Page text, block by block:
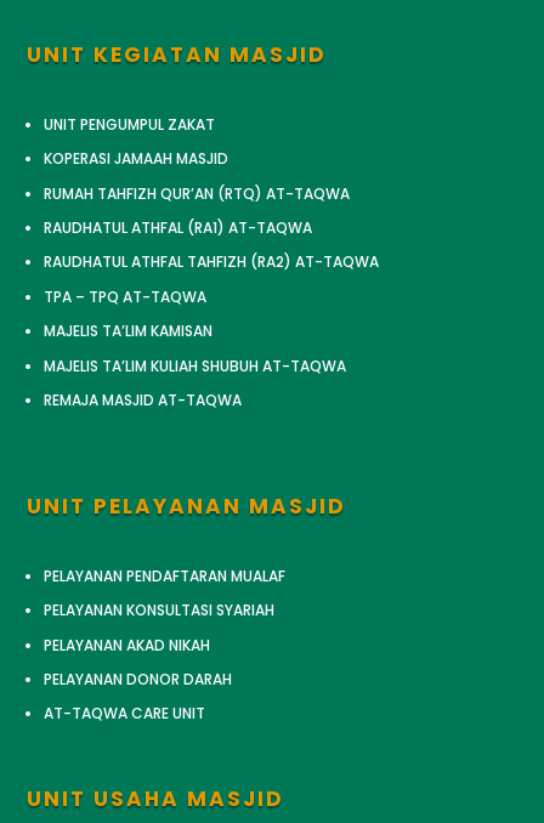
UNIT KEGIATAN MASJID
UNIT PENGUMPUL ZAKAT
KOPERASI JAMAAH MASJID
RUMAH TAHFIZH QUR’AN (RTQ) AT-TAQWA
RAUDHATUL ATHFAL (RA1) AT-TAQWA
RAUDHATUL ATHFAL TAHFIZH (RA2) AT-TAQWA
TPA – TPQ AT-TAQWA
MAJELIS TA’LIM KAMISAN
MAJELIS TA’LIM KULIAH SHUBUH AT-TAQWA
REMAJA MASJID AT-TAQWA
UNIT PELAYANAN MASJID
PELAYANAN PENDAFTARAN MUALAF
PELAYANAN KONSULTASI SYARIAH
PELAYANAN AKAD NIKAH
PELAYANAN DONOR DARAH
AT-TAQWA CARE UNIT
UNIT USAHA MASJID